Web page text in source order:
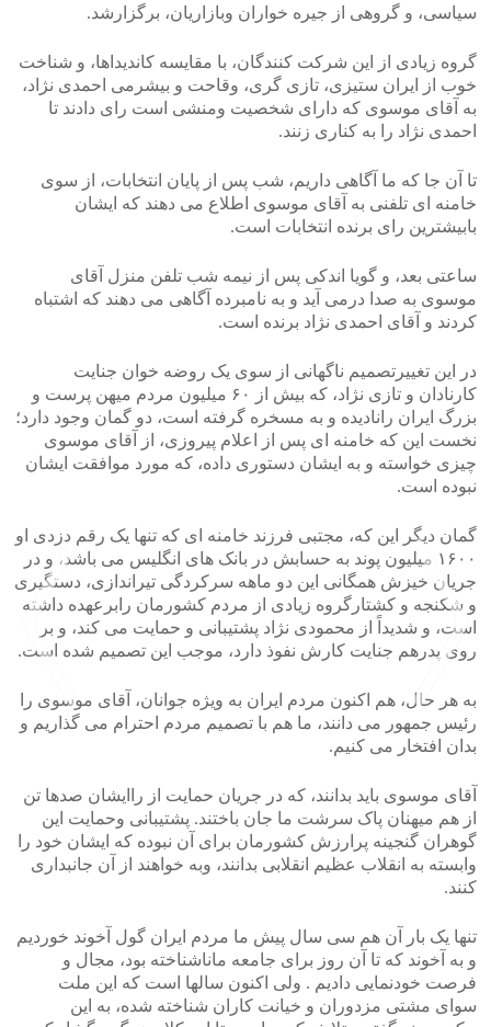
سیاسی، و گروهی از جیره خواران وبازاریان، برگزارشد.
گروه زیادی از این شرکت کنندگان، با مقایسه کاندیداها، و شناخت
خوب از ایران ستیزی، تازی گری، وقاحت و بیشرمی احمدی نژاد،
به آقای موسوی که دارای شخصیت ومنشی است رای دادند تا
احمدی نژاد را به کناری زنند.
تا آن جا که ما آگاهی داریم، شب پس از پایان انتخابات، از سوی
خامنه ای تلفنی به آقای موسوی اطلاع می دهند که ایشان
بابیشترین رای برنده انتخابات است.
ساعتی بعد، و گویا اندکی پس از نیمه شب تلفن منزل آقای
موسوی به صدا درمی آید و به نامبرده آگاهی می دهند که اشتباه
کردند و آقای احمدی نژاد برنده است.
در این تغییرتصمیم ناگهانی از سوی یک روضه خوان جنایت
کارنادان و تازی نژاد، که بیش از ۶۰ میلیون مردم میهن پرست و
بزرگ ایران رانادیده و به مسخره گرفته است، دو گمان وجود دارد؛
نخست این که خامنه ای پس از اعلام پیروزی، از آقای موسوی
چیزی خواسته و به ایشان دستوری داده، که مورد موافقت ایشان
نبوده است.
گمان دیگر این که، مجتبی فرزند خامنه ای که تنها یک رقم دزدی او
۱۶۰۰ میلیون پوند به حسابش در بانک های انگلیس می باشد، و در
جریان خیزش همگانی این دو ماهه سرکردگی تیراندازی، دستگیری
و شکنجه و کشتارگروه زیادی از مردم کشورمان رابرعهده داشته
است، و شدیداً از محمودی نژاد پشتیبانی و حمایت می کند، و بر
روی پدرهم جنایت کارش نفوذ دارد، موجب این تصمیم شده است.
به هر حال، هم اکنون مردم ایران به ویژه جوانان، آقای موسوی را
رئیس جمهور می دانند، ما هم با تصمیم مردم احترام می گذاریم و
بدان افتخار می کنیم.
آقای موسوی باید بدانند، که در جریان حمایت از راایشان صدها تن
از هم میهنان پاک سرشت ما جان باختند. پشتیبانی وحمایت این
گوهران گنجینه پرارزش کشورمان برای آن نبوده که ایشان خود را
وابسته به انقلاب عظیم انقلابی بدانند، وبه خواهند از آن جانبداری
کنند.
تنها یک بار آن هم سی سال پیش ما مردم ایران گول آخوند خوردیم
و به آخوند که تا آن روز برای جامعه ماناشناخته بود، مجال و
فرصت خودنمایی دادیم . ولی اکنون سالها است که این ملت
سوای مشتی مزدوران و خیانت کاران شناخته شده، به این
<